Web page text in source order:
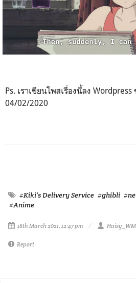
Ps. เราเขียนโพสเรื่องนี้ลง Wordpress
04/02/2020
#Kiki’s Delivery Service #ghibli
#Anime
18th March 2021, 12:47 pm Haisy_WM
Report